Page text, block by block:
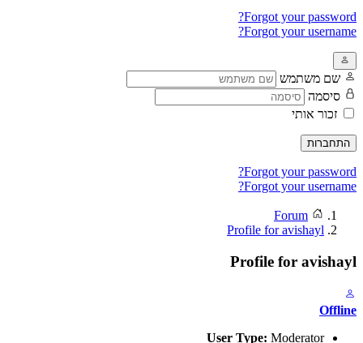
Forgot your password?
Forgot your username?
שם משתמש
סיסמה
זכור אותי
התחברות
Forgot your password?
Forgot your username?
Forum
Profile for avishayl
Profile for avishayl
Offline
User Type: Moderator